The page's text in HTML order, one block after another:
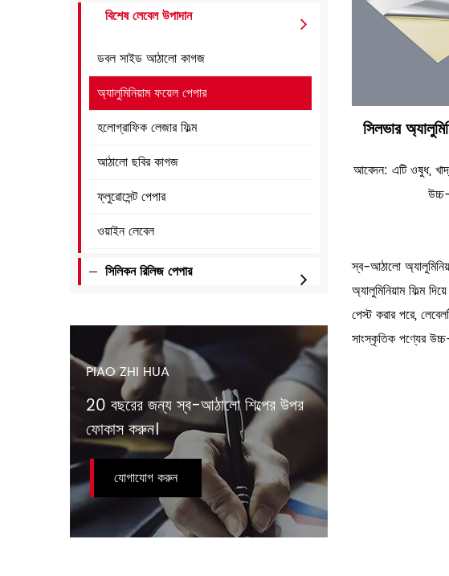
বিশেষ লেবেল উপাদান
ডবল সাইড আঠালো কাগজ
অ্যালুমিনিয়াম ফয়েল পেপার
হলোগ্রাফিক লেজার ফিল্ম
আঠালো ছবির কাগজ
ফ্লুরোসেন্ট পেপার
ওয়াইন লেবেল
সিলিকন রিলিজ পেপার
PIAO ZHI HUA
20 বছরের জন্য স্ব-আঠালো শিল্পের উপর
ফোকাস করুন।
যোগাযোগ করুন
সিলভার
আবেদন: এটি ওষুধ,
স্ব-আঠালো
অ্যালুমিনিয়াম ফিল্ম
পেস্ট করার পরে,
সাংস্কৃতিক পণ্যের